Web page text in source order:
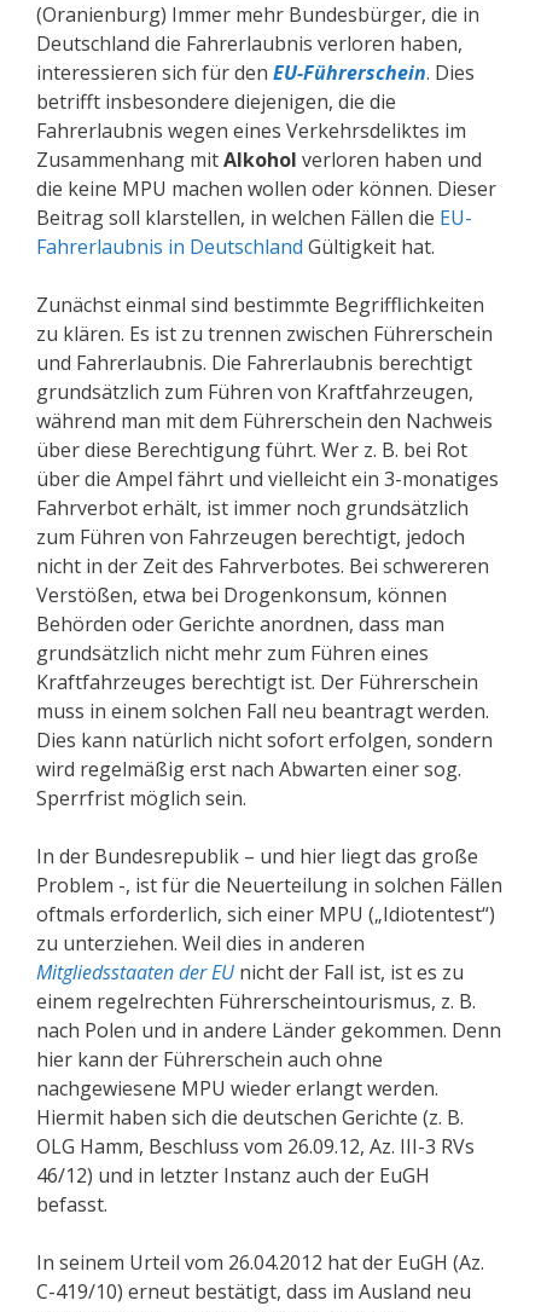
(Oranienburg) Immer mehr Bundesbürger, die in
Deutschland die Fahrerlaubnis verloren haben,
interessieren sich für den EU-Führerschein. Dies
betrifft insbesondere diejenigen, die die
Fahrerlaubnis wegen eines Verkehrsdeliktes im
Zusammenhang mitAlkohol verloren haben und
die keine MPU machen wollen oder können. Dieser
Beitrag soll klarstellen, in welchen Fällen die EU-
Fahrerlaubnis in Deutschland Gültigkeit hat.
Zunächst einmal sind bestimmte Begrifflichkeiten
zu klären. Es ist zu trennen zwischen Führerschein
und Fahrerlaubnis. Die Fahrerlaubnis berechtigt
grundsätzlich zum Führen von Kraftfahrzeugen,
während man mit dem Führerschein den Nachweis
über diese Berechtigung führt. Wer z. B. bei Rot
über die Ampel fährt und vielleicht ein 3-monatiges
Fahrverbot erhält, ist immer noch grundsätzlich
zum Führen von Fahrzeugen berechtigt, jedoch
nicht in der Zeit des Fahrverbotes. Bei schwereren
Verstößen, etwa bei Drogenkonsum, können
Behörden oder Gerichte anordnen, dass man
grundsätzlich nicht mehr zum Führen eines
Kraftfahrzeuges berechtigt ist. Der Führerschein
muss in einem solchen Fall neu beantragt werden.
Dies kann natürlich nicht sofort erfolgen, sondern
wird regelmäßig erst nach Abwarten einer sog.
Sperrfrist möglich sein.
In der Bundesrepublik – und hier liegt das große
Problem -, ist für die Neuerteilung in solchen Fällen
oftmals erforderlich, sich einer MPU („Idiotentest“)
zu unterziehen. Weil dies in anderen
Mitgliedsstaaten der EU nicht der Fall ist, ist es zu
einem regelrechten Führerscheintourismus, z. B.
nach Polen und in andere Länder gekommen. Denn
hier kann der Führerschein auch ohne
nachgewiesene MPU wieder erlangt werden.
Hiermit haben sich die deutschen Gerichte (z. B.
OLG Hamm, Beschluss vom 26.09.12, Az. III-3 RVs
46/12) und in letzter Instanz auch der EuGH
befasst.
In seinem Urteil vom 26.04.2012 hat der EuGH (Az.
C-419/10) erneut bestätigt, dass im Ausland neu